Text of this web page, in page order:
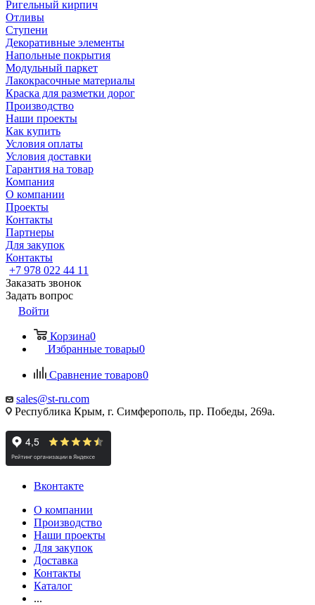
Ригельный кирпич
Отливы
Ступени
Декоративные элементы
Напольные покрытия
Модульный паркет
Лакокрасочные материалы
Краска для разметки дорог
Производство
Наши проекты
Как купить
Условия оплаты
Условия доставки
Гарантия на товар
Компания
О компании
Проекты
Контакты
Партнеры
Для закупок
Контакты
+7 978 022 44 11
Заказать звонок
Задать вопрос
Войти
Корзина0
Избранные товары0
Сравнение товаров0
sales@st-ru.com
Республика Крым, г. Симферополь, пр. Победы, 269а.
Вконтакте
О компании
Производство
Наши проекты
Для закупок
Доставка
Контакты
Каталог
...